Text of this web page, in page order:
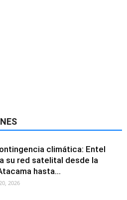
climática: Entel
su red satelital desde la
hasta...
2026